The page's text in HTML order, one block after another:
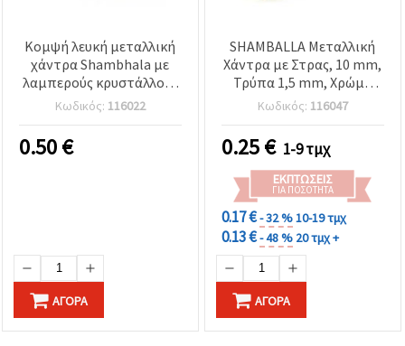
Κομψή λευκή μεταλλική
χάντρα Shambhala με
λαμπερούς κρυστάλλους
– 10 mm, τρύπα 1,7 mm
Κωδικός: 116022
0.50€
ΑΓΟΡΆ
SHAMBALLA Μεταλλική
Χάντρα με Στρας, 10 mm,
Τρύπα 1,5 mm, Χρώμα
Σαμπανί Χρυσό
Κωδικός: 116047
0.25€ 1-9 τμχ
ΕΚΠΤΏΣΕΙΣ
ΓΙΑ ΠΟΣΌΤΗΤΑ
0.17 €- 32 %10-19 τμχ
0.13 €- 48 % 20 τμχ +
ΑΓΟΡΆ